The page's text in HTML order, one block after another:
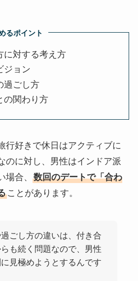
るポイント
に対する考え方
ジョン
過ごし方
の関わり方
行好きで休日はアクティブに
のに対し、男性はインドア派
場合、 数回のデートで「合わ
ことがあります。
ごし方の違いは、付き合
も続く問題なので、男性
に見極めようとするんです